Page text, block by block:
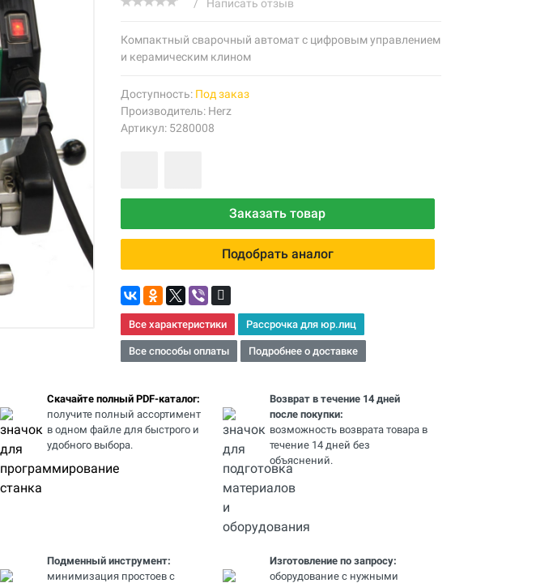
/ Написать отзыв
Компактный сварочный автомат с цифровым управлением
и керамическим клином
Доступность: Под заказ
Производитель: Herz
Артикул: 5280008
Заказать товар
Подобрать аналог
Все характеристики Рассрочка для юр.лиц
Все способы оплаты Подробнее о доставке
Скачайте полный PDF-каталог:
получите полный ассортимент
в одном файле для быстрого и
удобного выбора.
Возврат в течение 14 дней
после покупки:
возможность возврата товара в
течение 14 дней без
объяснений.
Подменный инструмент:
минимизация простоев с
Изготовление по запросу:
оборудование с нужными